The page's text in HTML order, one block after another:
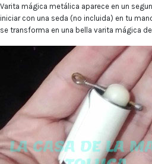
Varita mágica metálica aparece en un
iniciar con una seda (no incluida) en tu
se transforma en una bella varita mágica